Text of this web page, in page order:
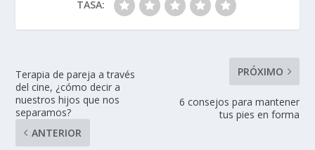
TASA:
Terapia de pareja a través
del cine, ¿cómo decir a
nuestros hijos que nos
separamos?
ANTERIOR
PRÓXIMO
6 consejos para mantener
tus pies en forma